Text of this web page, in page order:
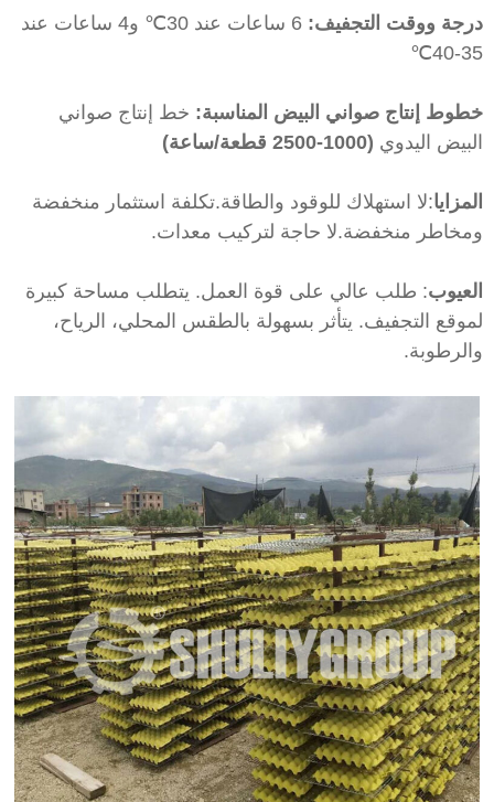
ووقت التجفيف:
6 ساعات عند 30℃ و4 ساعات عند
35-
إنتاج صواني البيض المناسبة:خط إنتاج صواني
اليدوي(1000-2500 قطعة/ساعة)
:لا استهلاك للوقود والطاقة.تكلفة استثمار منخفضة
منخفضة.لا حاجة لتركيب معدات.
: طلب عالي على قوة العمل. يتطلب مساحة كبيرة
التجفيف. يتأثر بسهولة بالطقس المحلي، الرياح،